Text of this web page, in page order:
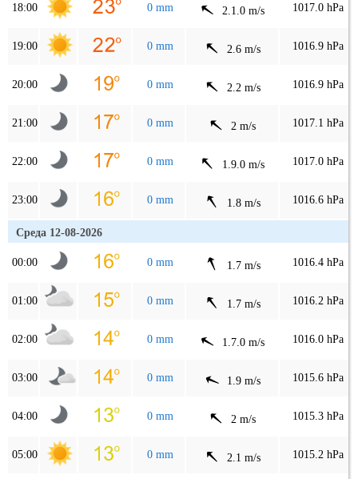
18:00 0 mm 2.1.0 m/s 1017.0 hPa
19:00 0 mm 2.6 m/s 1016.9 hPa
20:00 0 mm 2.2 m/s 1016.9 hPa
21:00 0 mm 2 m/s 1017.1 hPa
22:00 0 mm 1.9.0 m/s 1017.0 hPa
23:00 0 mm 1.8 m/s 1016.6 hPa
Среда 12-08-2026
00:00 0 mm 1.7 m/s 1016.4 hPa
01:00 0 mm 1.7 m/s 1016.2 hPa
02:00 0 mm 1.7.0 m/s 1016.0 hPa
03:00 0 mm 1.9 m/s 1015.6 hPa
04:00 0 mm 2 m/s 1015.3 hPa
05:00 0 mm 2.1 m/s 1015.2 hPa